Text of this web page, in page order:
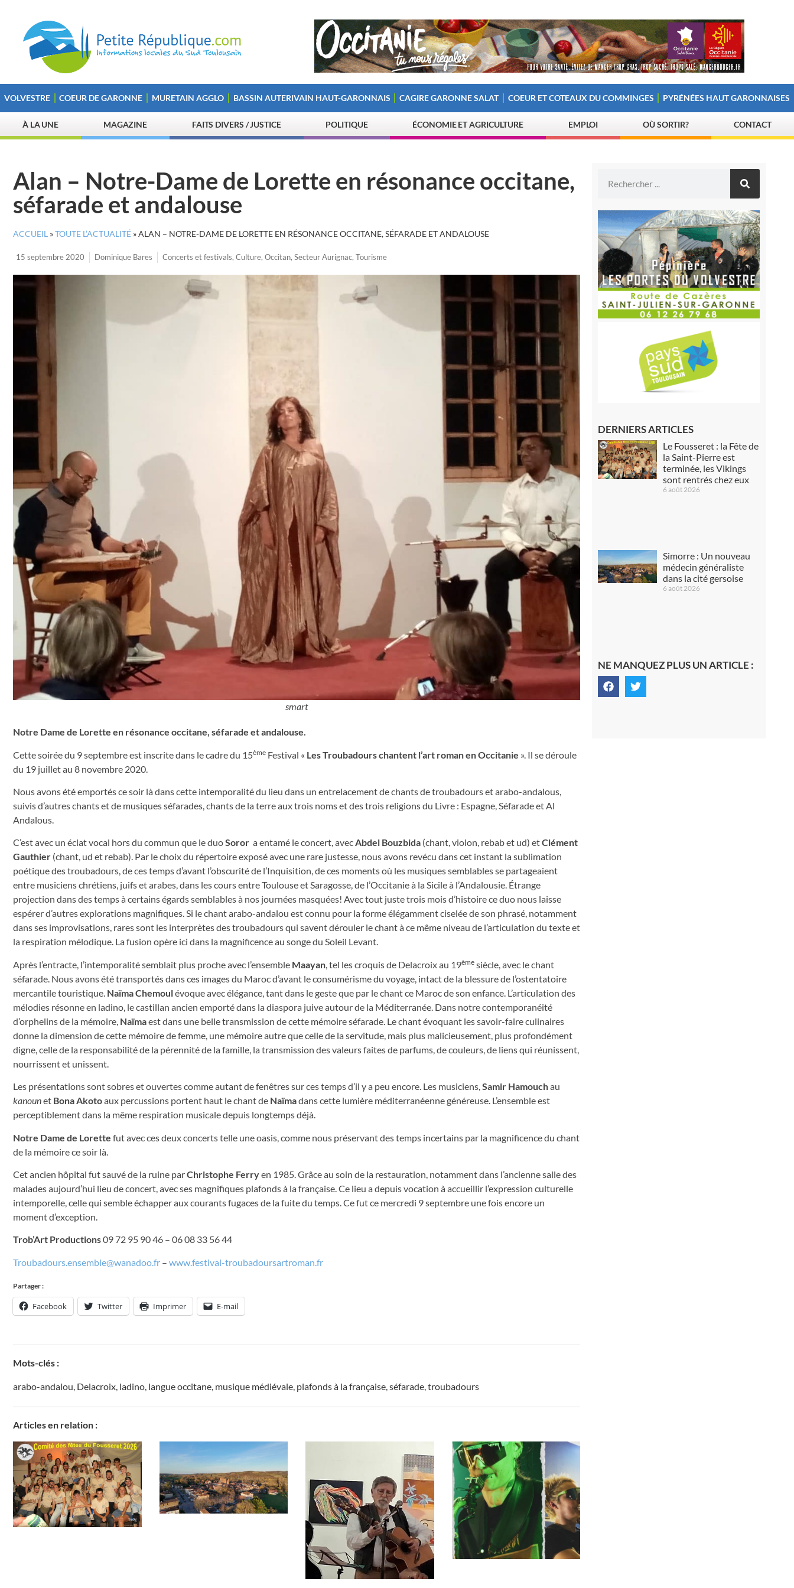
VOLVESTRE COEUR DE GARONNE MURETAIN AGGLO BASSIN AUTERIVAIN HAUT-GARONNAIS CAGIRE GARONNE SALAT COEUR ET COTEAUX DU COMMINGES PYRÉNÉES HAUT GARONNAISES
À LA UNE MAGAZINE FAITS DIVERS / JUSTICE POLITIQUE ÉCONOMIE ET AGRICULTURE EMPLOI OÙ SORTIR? CONTACT
Alan – Notre-Dame de Lorette en résonance occitane,
séfarade et andalouse
ACCUEIL »TOUTE L’ACTUALITÉ »ALAN – NOTRE-DAME DE LORETTE EN RÉSONANCE OCCITANE, SÉFARADE ET ANDALOUSE
15 septembre 2020 Dominique Bares Concerts et festivals, Culture, Occitan, Secteur Aurignac, Tourisme
smart
Notre Dame de Lorette en résonance occitane, séfarade et andalouse.
Cette soirée du 9 septembre est inscrite dans le cadre du 15ème Festival « Les Troubadours chantent l’art roman en Occitanie ». Il se déroule
du 19 juillet au 8 novembre 2020.
Nous avons été emportés ce soir là dans cette intemporalité du lieu dans un entrelacement de chants de troubadours et arabo-andalous,
suivis d’autres chants et de musiques séfarades, chants de la terre aux trois noms et des trois religions du Livre : Espagne, Séfarade et Al
Andalous.
C’est avec un éclat vocal hors du commun que le duoSoror a entamé le concert, avecAbdel Bouzbida (chant, violon, rebab et ud) etClément
Gauthier (chant, ud et rebab). Par le choix du répertoire exposé avec une rare justesse, nous avons revécu dans cet instant la sublimation
poétique des troubadours, de ces temps d’avant l’obscurité de l’Inquisition, de ces moments où les musiques semblables se partageaient
entre musiciens chrétiens, juifs et arabes, dans les cours entre Toulouse et Saragosse, de l’Occitanie à la Sicile à l’Andalousie. Étrange
projection dans des temps à certains égards semblables à nos journées masquées! Avec tout juste trois mois d’histoire ce duo nous laisse
espérer d’autres explorations magnifiques. Si le chant arabo-andalou est connu pour la forme élégamment ciselée de son phrasé, notamment
dans ses improvisations, rares sont les interprètes des troubadours qui savent dérouler le chant à ce même niveau de l’articulation du texte et
la respiration mélodique. La fusion opère ici dans la magnificence au songe du Soleil Levant.
Après l’entracte, l’intemporalité semblait plus proche avec l’ensemble Maayan , tel les croquis de Delacroix au 19ème siècle, avec le chant
séfarade. Nous avons été transportés dans ces images du Maroc d’avant le consumérisme du voyage, intact de la blessure de l’ostentatoire
mercantile touristique. Naïma Chemoulévoque avec élégance, tant dans le geste que par le chant ce Maroc de son enfance. L’articulation des
mélodies résonne en ladino, le castillan ancien emporté dans la diaspora juive autour de la Méditerranée. Dans notre contemporanéité
d’orphelins de la mémoire, Naïmaest dans une belle transmission de cette mémoire séfarade. Le chant évoquant les savoir-faire culinaires
donne la dimension de cette mémoire de femme, une mémoire autre que celle de la servitude, mais plus malicieusement, plus profondément
digne, celle de la responsabilité de la pérennité de la famille, la transmission des valeurs faites de parfums, de couleurs, de liens qui réunissent,
nourrissent et unissent.
Les présentations sont sobres et ouvertes comme autant de fenêtres sur ces temps d’il y a peu encore. Les musiciens,Samir Hamouchau
kanounet Bona Akotoaux percussions portent haut le chant de Naïmadans cette lumière méditerranéenne généreuse. L’ensemble est
perceptiblement dans la même respiration musicale depuis longtemps déjà.
Notre Dame de Lorette fut avec ces deux concerts telle une oasis, comme nous préservant des temps incertains par la magnificence du chant
de la mémoire ce soir là.
Cet ancien hôpital fut sauvé de la ruine parChristophe Ferryen 1985. Grâce au soin de la restauration, notamment dans l’ancienne salle des
malades aujourd’hui lieu de concert, avec ses magnifiques plafonds à la française. Ce lieu a depuis vocation à accueillir l’expression culturelle
intemporelle, celle qui semble échapper aux courants fugaces de la fuite du temps. Ce fut ce mercredi 9 septembre une fois encore un
moment d’exception.
Trob’Art Productions09 72 95 90 46 – 06 08 33 56 44
Troubadours.ensemble@wanadoo.fr – www.festival-troubadoursartroman.fr
Partager :
Facebook Twitter Imprimer E-mail
Mots-clés :
arabo-andalou, Delacroix, ladino, langue occitane, musique médiévale, plafonds à la française,séfarade,troubadours
Articles en relation :
DERNIERS ARTICLES
Le Fousseret : la Fête de
la Saint-Pierre est
terminée, les Vikings
sont rentrés chez eux
6 août 2026
Simorre : Un nouveau
médecin généraliste
dans la cité gersoise
6 août 2026
NE MANQUEZ PLUS UN ARTICLE :